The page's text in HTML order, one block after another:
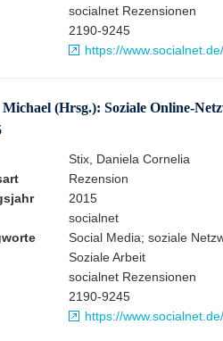
socialnet Rezensionen
2190-9245
https://
(Hrsg.): Soziale Online-
Stix, Daniela Cornelia
Rezension
2015
socialnet
Social Media; soziale
Soziale Arbeit
socialnet Rezensionen
2190-9245
https://